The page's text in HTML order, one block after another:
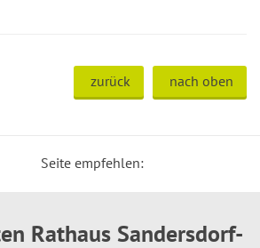
zurück nach oben
Seite empfehlen:
Rathaus Sandersdorf-